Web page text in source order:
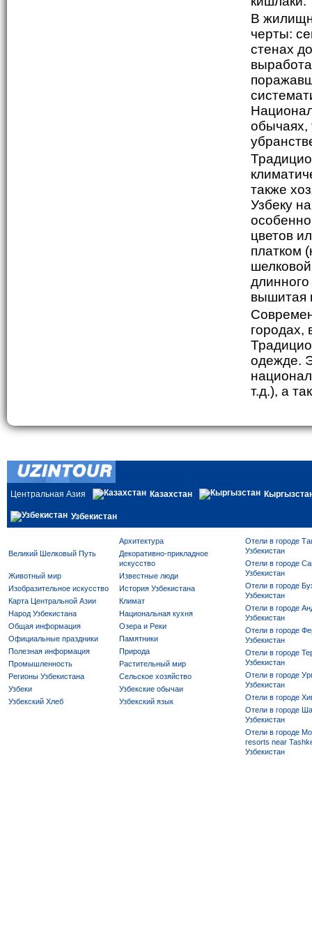
В
черты:
стенах
обычаях,
также
Узбеку
цветов
платком
вышитая
городах,
одежде.
т.д.), а
Центральная Азия Казахстан
Узбекистан
Архитектура
Великий Шелковый Путь
Декоративно-прикладное
искусство
Животный мир
Известные люди
Изобразительное искусство
История Узбекистана
Карта Центральной Азии
Климат
Народ Узбекистана
Национальная кухня
Общая информация
Озера и Реки
Официальные праздники
Памятники
Полезная информация
Природа
Промышленность
Растительный мир
Регионы Узбекистана
Сельское хозяйство
Узбеки
Узбекские обычаи
Узбекский Хлеб
Узбекский язык
Отели в городе
Узбекистан
Отели в городе
Узбекистан
Отели в городе
Узбекистан
Отели в городе
Узбекистан
Отели в городе
Узбекистан
Отели в городе
Узбекистан
Отели в городе
Узбекистан
Отели в городе
Отели в городе
Узбекистан
Отели в городе
resorts near
Узбекистан